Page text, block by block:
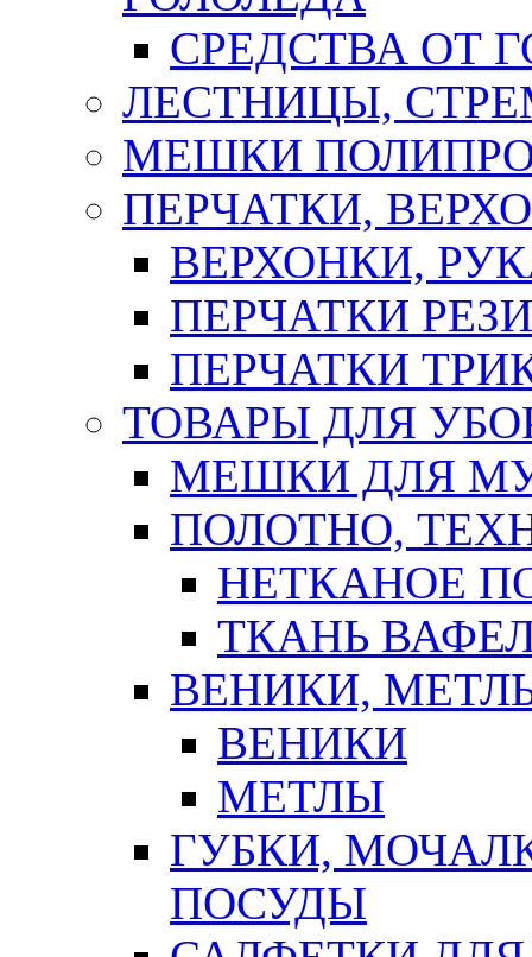
СРЕДСТВА ОТ
ЛЕСТНИЦЫ,
МЕШКИ
ПЕРЧАТКИ,
ВЕРХОНКИ,
ПЕРЧАТКИ
ПЕРЧАТКИ
ТОВАРЫ ДЛЯ
МЕШКИ ДЛЯ
ПОЛОТНО,
НЕТКАНОЕ
ТКАНЬ
ВЕНИКИ,
ВЕНИКИ
МЕТЛЫ
ГУБКИ,
ПОСУДЫ